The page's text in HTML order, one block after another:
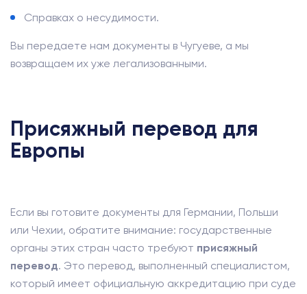
Справках о несудимости.
Вы передаете нам документы в Чугуеве, а мы
возвращаем их уже легализованными.
Присяжный перевод для
Европы
Если вы готовите документы для Германии, Польши
или Чехии, обратите внимание: государственные
органы этих стран часто требуют присяжный
перевод. Это перевод, выполненный специалистом,
который имеет официальную аккредитацию при суде